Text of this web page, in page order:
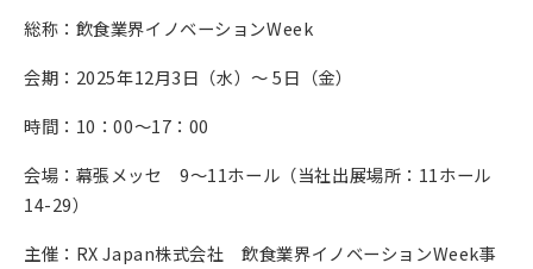
総称：飲食業界イノベーションWeek
会期：2025年12月3日（水）～ 5日（金）
時間：10：00～17：00
会場：幕張メッセ 9～11ホール（当社出展場所：11ホール
14-29）
主催：RX Japan株式会社 飲食業界イノベーションWeek事